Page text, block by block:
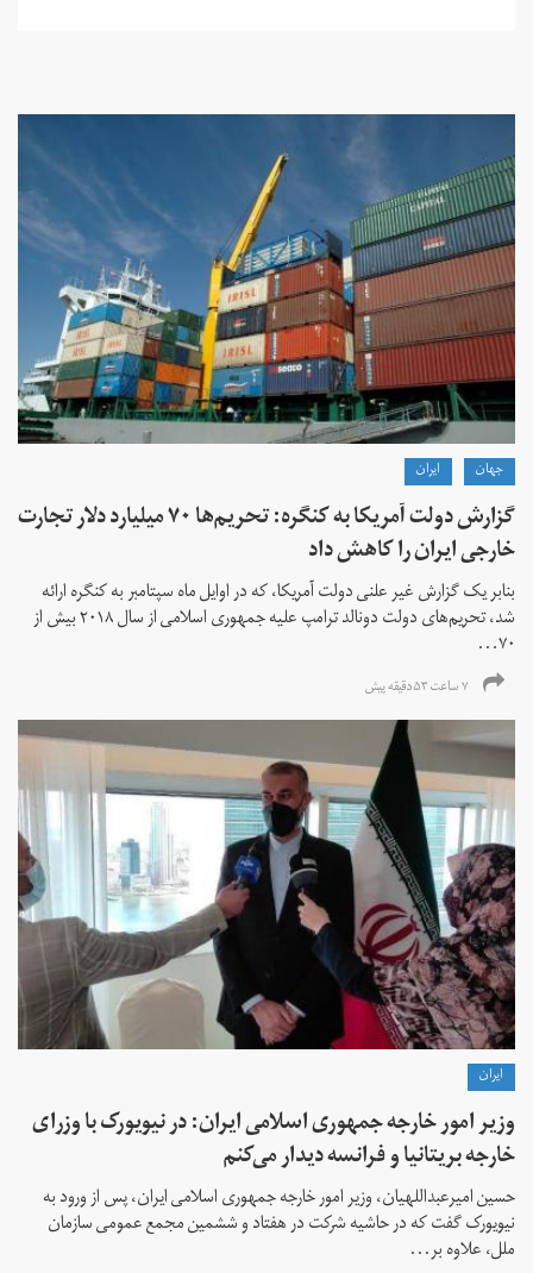
جهان ايران
گزارش دولت آمریکا به کنگره: تحریم‌ها ۷۰ میلیارد دلار تجارت
خارجی ایران را کاهش داد
بنابر یک گزارش غیر علنی دولت آمریکا، که در اوایل ماه سپتامبر به کنگره ارائه
شد، تحریم‌های دولت دونالد ترامپ علیه جمهوری اسلامی از سال ۲۰۱۸ بیش از
۷۰...
۷ ساعت ۵۳ دقیقه پیش
ايران
وزیر امور خارجه جمهوری اسلامی ایران: در نیویورک با وزرای
خارجه بریتانیا و فرانسه دیدار می‌کنم
حسین امیرعبداللهیان، وزیر امور خارجه جمهوری اسلامی ایران، پس از ورود به
نیویورک گفت که در حاشیه شرکت در هفتاد و ششمین مجمع عمومی سازمان
ملل، علاوه بر...